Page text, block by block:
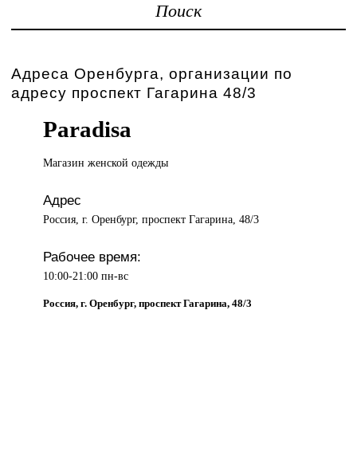
Поиск
Адреса Оренбурга, организации по
адресу проспект Гагарина 48/3
Paradisa
Магазин женскойодежды
Адрес
Россия, г. Оренбург, проспект Гагарина, 48/3
Рабочее время:
10:00-21:00 пн-вс
Россия, г. Оренбург, проспект Гагарина, 48/3